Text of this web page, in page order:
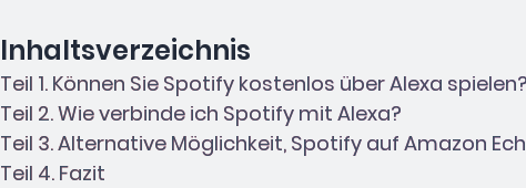
Inhaltsverzeichnis
Teil 1. Können Sie Spotify kostenlos über Alexa spielen?
Teil 2. Wie verbinde ich Spotify mit Alexa?
Teil 3. Alternative Möglichkeit, Spotify auf Amazon
Teil 4. Fazit